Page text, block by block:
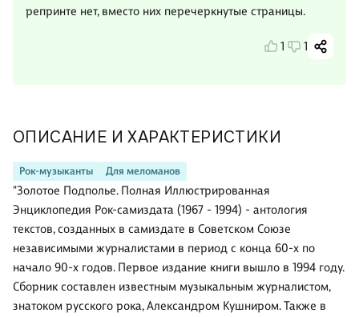
ОПИСАНИЕ И ХАРАКТЕРИСТИКИ
Рок-музыканты Для меломанов
"Золотое Подполье. Полная Иллюстрированная
Энциклопедия Рок-самиздата (1967 - 1994) - антология
текстов, созданных в самиздате в Советском Союзе
независимыми журналистами в период с конца 60-х по
начало 90-х годов. Первое издание книги вышло в 1994 году.
Сборник составлен известным музыкальным журналистом,
знатоком русского рока, Александром Кушниром. Также в
репринте нет, вместо них перечеркнутые страницы.
1 1